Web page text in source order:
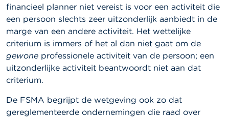
financieel planner niet vereist is voor een activiteit die
een persoon slechts zeer uitzonderlijk aanbiedt in de
marge van een andere activiteit. Het wettelijke
criterium is immers of het al dan niet gaat om de
gewone professionele activiteit van de persoon; een
uitzonderlijke activiteit beantwoordt niet aan dat
criterium.
De FSMA begrijpt de wetgeving ook zo dat
gereglementeerde ondernemingen die raad over